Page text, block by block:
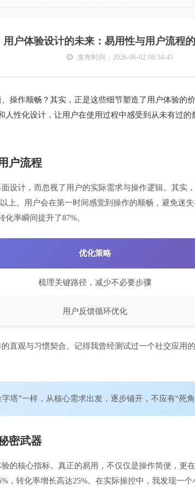
用户体验设计的未来：易用性与用户流程
发布时间：2026-06-02 08:34:45
操作顺畅？其实，正是这些细节塑造了用户体验的价
人性化设计，让用户在使用过程中感受到从未有过
户流程
设计，而忽视了用户的实际需求与操作逻辑。其实，
上。用户会在第一时间感觉到操作的顺畅，避免迷
率瞬间提升了87%。
优化策略
梳理关键路径，减少不必要步骤
用户反馈循环优化
直观与习惯契合。记得我曾经测试过一个社交应用
塔”一样，从核心需求出发，逐步铺开，不应有“死
密武器
的核心指标。真正的易用，不仅仅是操作简便，更
，转化率增长高达25%。在实际操控中，我发现一